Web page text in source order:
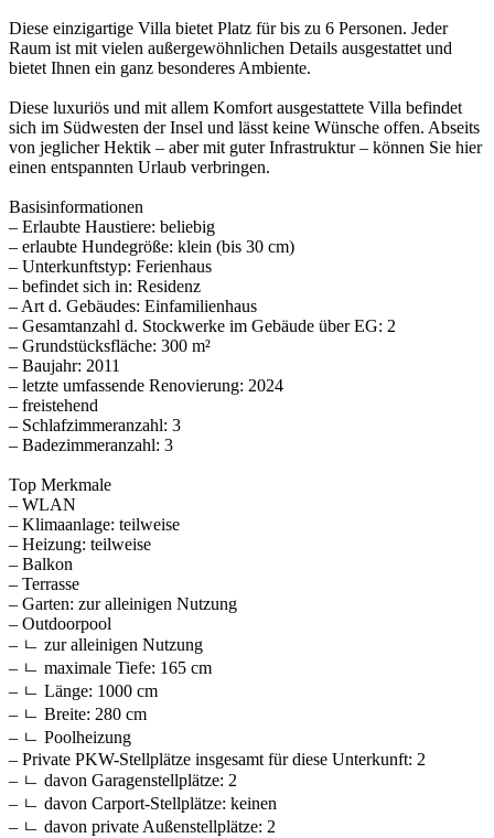
Diese einzigartige Villa bietet Platz für bis zu 6 Personen. Jeder
Raum ist mit vielen außergewöhnlichen Details ausgestattet und
bietet Ihnen ein ganz besonderes Ambiente.
Diese luxuriös und mit allem Komfort ausgestattete Villa befindet
sich im Südwesten der Insel und lässt keine Wünsche offen. Abseits
von jeglicher Hektik – aber mit guter Infrastruktur – können Sie hier
einen entspannten Urlaub verbringen.
Basisinformationen
– Erlaubte Haustiere: beliebig
– erlaubte Hundegröße: klein (bis 30 cm)
– Unterkunftstyp: Ferienhaus
– befindet sich in: Residenz
– Art d. Gebäudes: Einfamilienhaus
– Gesamtanzahl d. Stockwerke im Gebäude über EG: 2
– Grundstücksfläche: 300 m²
– Baujahr: 2011
– letzte umfassende Renovierung: 2024
– freistehend
– Schlafzimmeranzahl: 3
– Badezimmeranzahl: 3
Top Merkmale
– WLAN
– Klimaanlage: teilweise
– Heizung: teilweise
– Balkon
– Terrasse
– Garten: zur alleinigen Nutzung
– Outdoorpool
– ㄴ zur alleinigen Nutzung
– ㄴ maximale Tiefe: 165 cm
– ㄴ Länge: 1000 cm
– ㄴ Breite: 280 cm
– ㄴ Poolheizung
– Private PKW-Stellplätze insgesamt für diese Unterkunft: 2
– ㄴ davon Garagenstellplätze: 2
– ㄴ davon Carport-Stellplätze: keinen
– ㄴ davon private Außen­stellplätze: 2